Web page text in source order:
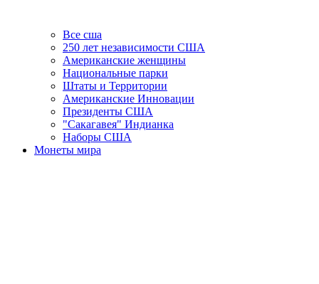
Все сша
250 лет независимости США
Американские женщины
Национальные парки
Штаты и Территории
Американские Инновации
Президенты США
"Сакагавея" Индианка
Наборы США
Монеты мира